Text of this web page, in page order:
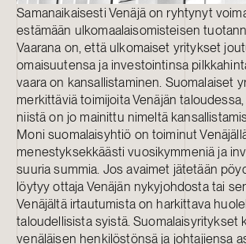
Samanaikaisesti Venäjä on ryhtynyt
estämään ulkomaalaisomisteisen
Vaarana on, että ulkomaiset yritykset
omaisuutensa ja investointinsa
vaara on kansallistaminen. Suomalaiset
merkittäviä toimijoita Venäjän
niistä on jo mainittu nimeltä
Moni suomalaisyhtiö on toiminut
menestyksekkäästi vuosikymmeniä ja
suuria summia. Jos avaimet jätetään
löytyy ottaja Venäjän nykyjohdosta tai
Venäjältä irtautumista on harkittava
taloudellisista syistä. Suomalaisyritykset
venäläisen henkilöstönsä ja johtajiensa